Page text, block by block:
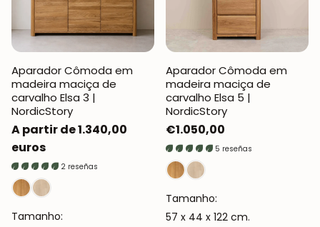
Aparador Cômoda em
madeira maciça de
carvalho Elsa 3 |
NordicStory
Preço
normal
A partir de 1.340,00
euros
2 reseñas
Tamanho:
Aparador Cômoda em
madeira maciça de
carvalho Elsa 5 |
NordicStory
Preço
normal
€1.050,00
5 reseñas
Tamanho:
57 x 44 x 122 cm.